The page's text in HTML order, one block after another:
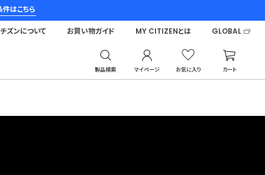
はこちら
製品検索 マイページ お気に入り カート
ズンについて お買い物ガイド MY CITIZENとは GLOBAL